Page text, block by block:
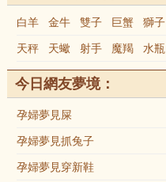
白羊 金牛 雙子 巨蟹 獅子
天秤 天蠍 射手 魔羯 水瓶
今日網友夢境：
孕婦夢見屎
孕婦夢見抓兔子
孕婦夢見穿新鞋